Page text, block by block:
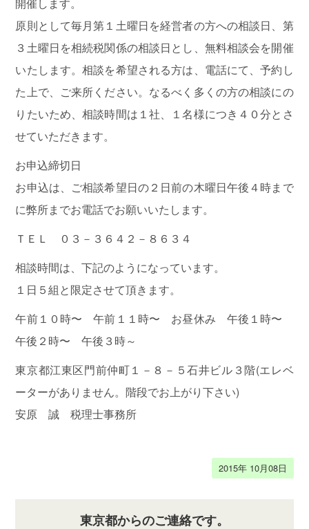
原則として毎月第１土曜日を経営者の方への相談日、第
３土曜日を相続税関係の相談日とし、無料相談会を開催
いたします。相談を希望される方は、電話にて、予約し
た上で、ご来所ください。なるべく多くの方の相談にの
りたいため、相談時間は１社、１名様につき４０分とさ
せていただきます。
お申込締切日
お申込は、ご相談希望日の２日前の木曜日午後４時まで
に弊所までお電話でお願いいたします。
ＴＥＬ ０３－３６４２－８６３４
相談時間は、下記のようになっています。
１日５組と限定させて頂きます。
午前１０時〜 午前１１時〜 お昼休み 午後１時〜
午後２時〜 午後３時～
東京都江東区門前仲町１－８－５石井ビル３階(エレベ
ーターがありません。階段でお上がり下さい)
安原 誠 税理士事務所
2015年 10月08日
東京都からのご連絡です。